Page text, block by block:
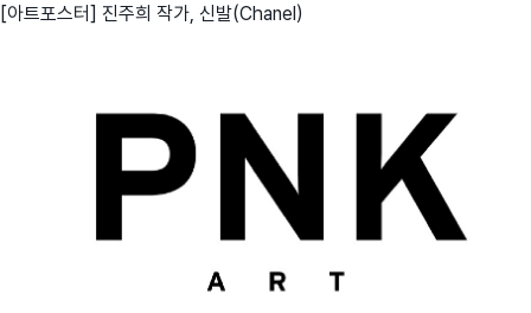
[아트포스터] 진주희 작가, 신발(Chanel)